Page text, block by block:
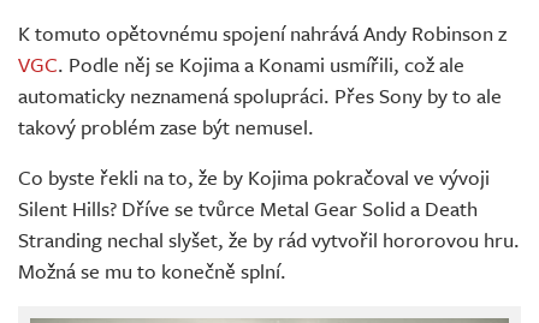
K tomuto opětovnému spojení nahrává Andy Robinson z
VGC. Podle něj se Kojima a Konami usmířili, což ale
automaticky neznamená spolupráci. Přes Sony by to ale
takový problém zase být nemusel.
Co byste řekli na to, že by Kojima pokračoval ve vývoji
Silent Hills? Dříve se tvůrce Metal Gear Solid a Death
Stranding nechal slyšet, že by rád vytvořil hororovou hru.
Možná se mu to konečně splní.